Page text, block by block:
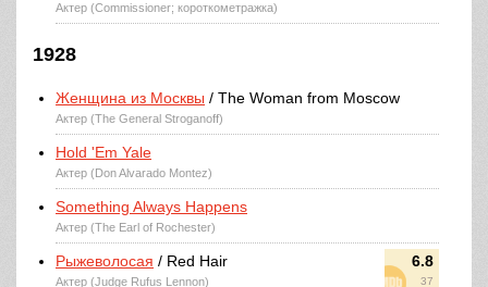
Актер (Commissioner; короткометражка)
1928
Женщина из Москвы / The Woman from Moscow
Актер (The General Stroganoff)
Hold 'Em Yale
Актер (Don Alvarado Montez)
Something Always Happens
Актер (The Earl of Rochester)
6.8
37
Рыжеволосая / Red Hair
Актер (Judge Rufus Lennon)